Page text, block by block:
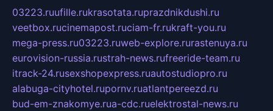
03223.ruufille.rukrasotata.ruprazdnikdushi.ru
veetbox.rucinemapost.ruciam-fr.rukraft-you.ru
mega-press.ru03223.ruweb-explore.rurastenuya.ru
eurovision-russia.rustrah-news.rufreeride-team.ru
itrack-24.rusexshopexpress.ruautostudiopro.ru
alabuga-cityhotel.rupornv.ruatlantpereezd.ru
bud-em-znakomye.rua-cdc.ruelektrostal-news.ru